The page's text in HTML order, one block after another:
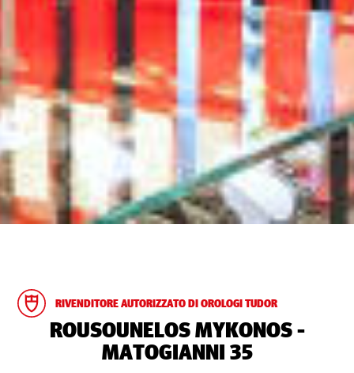
RIVENDITORE AUTORIZZATO DI OROLOGI TUDOR
‭ROUSOUNELOS MYKONOS -
MATOGIANNI 35‬